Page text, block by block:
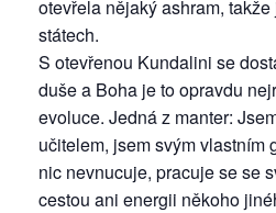
otevřela nějaký ashram,
státech.
S otevřenou Kundalini se
duše a Boha je to opravdu
evoluce. Jedná z manter:
učitelem, jsem svým vlastním
nic nevnucuje, pracuje se se
cestou ani energii někoho